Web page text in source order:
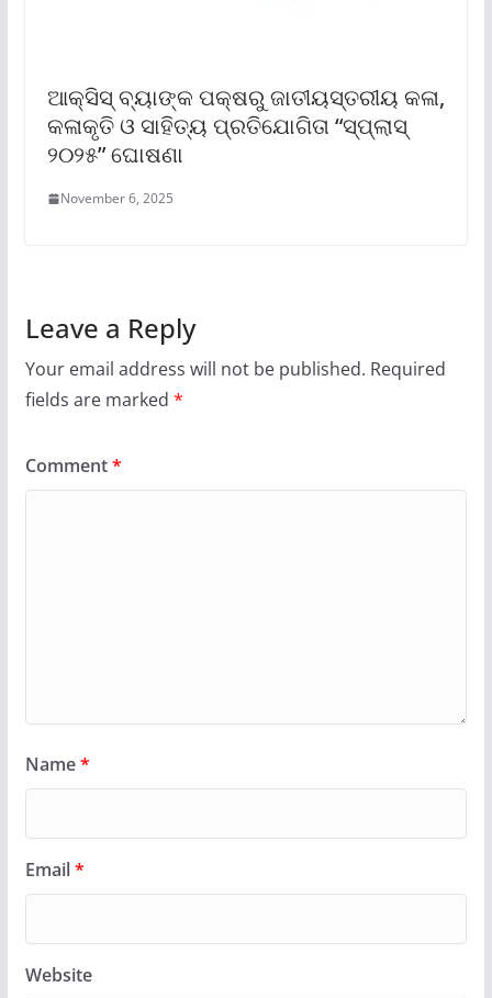
ଆକ୍ସିସ୍ ବ୍ୟାଙ୍କ ପକ୍ଷରୁ ଜାତୀୟସ୍ତରୀୟ କଳା,
କଳାକୃତି ଓ ସାହିତ୍ୟ ପ୍ରତିଯୋଗିତା “ସ୍ପ୍ଲାସ୍
୨୦୨୫” ଘୋଷଣା
November 6, 2025
Leave a Reply
Your email address will not be published. Required
fields are marked *
Comment*
Name*
Email*
Website